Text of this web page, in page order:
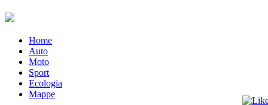
Home
Auto
Moto
Sport
Ecologia
Mappe